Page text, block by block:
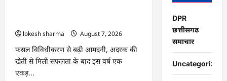
lokesh sharma
August 7, 2026
फसल विविधीकरण से बढ़ी आमदनी, अदरक की
खेती से मिली सफलता के बाद इस वर्ष एक
एकड़...
DPR
छत्तीसगढ
समाचार
Uncategorized